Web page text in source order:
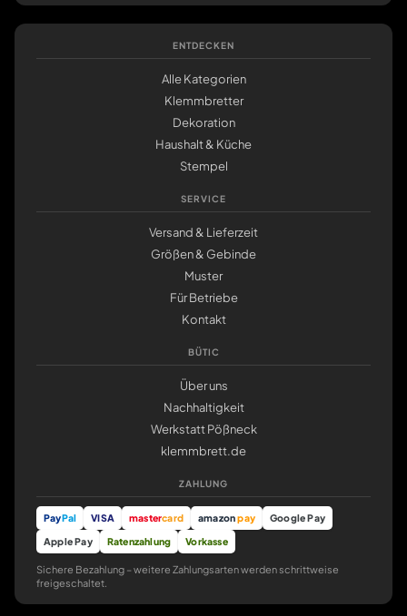
ENTDECKEN
Alle Kategorien
Klemmbretter
Dekoration
Haushalt & Küche
Stempel
SERVICE
Versand & Lieferzeit
Größen & Gebinde
Muster
Für Betriebe
Kontakt
BÜTIC
Über uns
Nachhaltigkeit
Werkstatt Pößneck
klemmbrett.de
ZAHLUNG
PayPal VISA mastercard amazonpay
Google Pay
Apple Pay
Ratenzahlung Vorkasse
Sichere Bezahlung – weitere Zahlungsarten werden schrittweise
freigeschaltet.